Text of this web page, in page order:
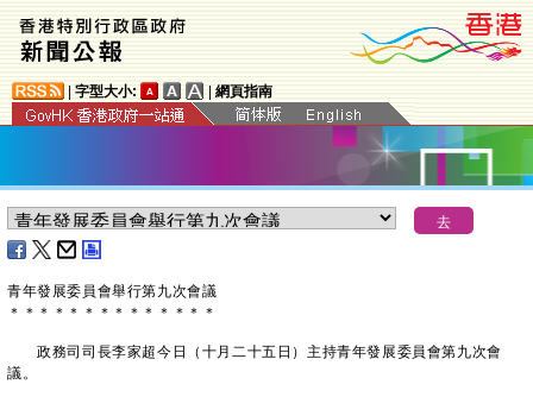
字型大小: 網頁指南
青年發展委員會舉行第九次會議
＊ ＊ ＊ ＊ ＊ ＊ ＊ ＊ ＊ ＊ ＊ ＊ ＊ ＊
政務司司長李家超今日（十月二十五日）主持青年發展委員會第九次會
議。